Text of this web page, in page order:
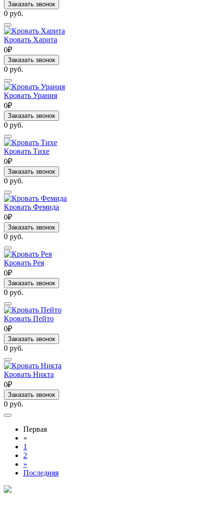
Заказать звонок
0 руб.
Кровать Харита
0₽
Заказать звонок
0 руб.
Кровать Урания
0₽
Заказать звонок
0 руб.
Кровать Тихе
0₽
Заказать звонок
0 руб.
Кровать Фемида
0₽
Заказать звонок
0 руб.
Кровать Рея
0₽
Заказать звонок
0 руб.
Кровать Пейто
0₽
Заказать звонок
0 руб.
Кровать Никтa
0₽
Заказать звонок
0 руб.
Первая
«
1
2
»
Последняя